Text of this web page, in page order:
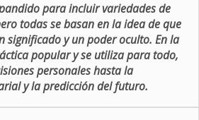
para incluir variedades de
todas se basan en la idea de que
significado y un poder oculto. En la
popular y se utiliza para todo,
personales hasta la
y la predicción del futuro.